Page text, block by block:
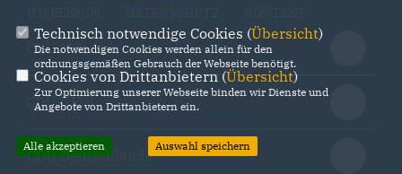
CDU Münster
CDU NRW
CDU Deutschlands
Technisch notwendige Cookies (Übersicht)
Die notwendigen Cookies werden allein für den
ordnungsgemäßen Gebrauch der Webseite benötigt.
Cookies von Drittanbietern (Übersicht)
Zur Optimierung unserer Webseite binden wir Dienste und
Angebote von Drittanbietern ein.
Alle akzeptieren Auswahl speichern